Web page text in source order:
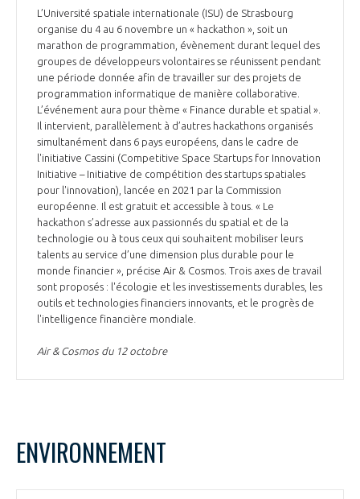
L’Université spatiale internationale (ISU) de Strasbourg
organise du 4 au 6 novembre un « hackathon », soit un
marathon de programmation, évènement durant lequel des
groupes de développeurs volontaires se réunissent pendant
une période donnée afin de travailler sur des projets de
programmation informatique de manière collaborative.
L’événement aura pour thème « Finance durable et spatial ».
Il intervient, parallèlement à d’autres hackathons organisés
simultanément dans 6 pays européens, dans le cadre de
l'initiative Cassini (Competitive Space Startups for Innovation
Initiative – Initiative de compétition des startups spatiales
pour l'innovation), lancée en 2021 par la Commission
européenne. Il est gratuit et accessible à tous. « Le
hackathon s’adresse aux passionnés du spatial et de la
technologie ou à tous ceux qui souhaitent mobiliser leurs
talents au service d’une dimension plus durable pour le
monde financier », précise Air & Cosmos. Trois axes de travail
sont proposés : l'écologie et les investissements durables, les
outils et technologies financiers innovants, et le progrès de
l'intelligence financière mondiale.
Air & Cosmos du 12 octobre
ENVIRONNEMENT